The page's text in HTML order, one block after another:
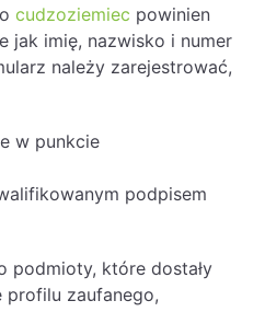
cudzoziemiec powinien
jak imię, nazwisko i numer
należy zarejestrować,
w punkcie
podpisem
podmioty, które dostały
profilu zaufanego,